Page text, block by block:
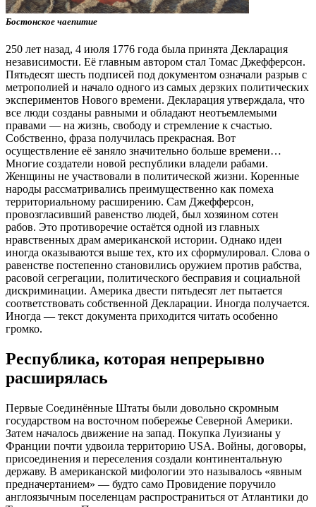
Бостонское чаепитие
250 лет назад, 4 июля 1776 года была принята Декларация
независимости. Её главным автором стал Томас Джефферсон.
Пятьдесят шесть подписей под документом означали разрыв с
метрополией и начало одного из самых дерзких политических
экспериментов Нового времени. Декларация утверждала, что
все люди созданы равными и обладают неотъемлемыми
правами — на жизнь, свободу и стремление к счастью.
Собственно, фраза получилась прекрасная. Вот
осуществление её заняло значительно больше времени…
Многие создатели новой республики владели рабами.
Женщины не участвовали в политической жизни. Коренные
народы рассматривались преимущественно как помеха
территориальному расширению. Сам Джефферсон,
провозгласивший равенство людей, был хозяином сотен
рабов. Это противоречие остаётся одной из главных
нравственных драм американской истории. Однако идеи
иногда оказываются выше тех, кто их сформулировал. Слова о
равенстве постепенно становились оружием против рабства,
расовой сегрегации, политического бесправия и социальной
дискриминации. Америка двести пятьдесят лет пытается
соответствовать собственной Декларации. Иногда получается.
Иногда — текст документа приходится читать особенно
громко.
Республика, которая непрерывно
расширялась
Первые Соединённые Штаты были довольно скромным
государством на восточном побережье Северной Америки.
Затем началось движение на запад. Покупка Луизианы у
Франции почти удвоила территорию USA. Войны, договоры,
присоединения и переселения создали континентальную
державу. В американской мифологии это называлось «явным
предначертанием» — будто само Провидение поручило
англоязычным поселенцам распространиться от Атлантики до